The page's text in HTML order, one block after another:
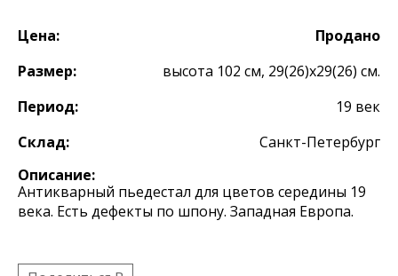
Цена:
Продано
Размер:
высота 102 см, 29(26)х29(26) см.
Период:
19 век
Склад:
Санкт-Петербург
Описание:
Антикварный пьедестал для цветов середины 19
века. Есть дефекты по шпону. Западная Европа.